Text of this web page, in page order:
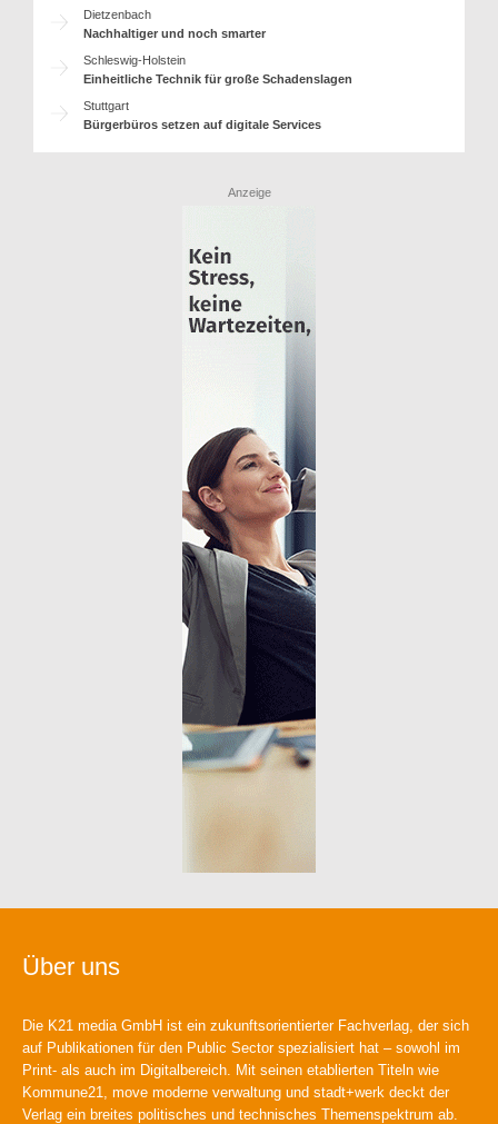
Dietzenbach
Nachhaltiger und noch smarter
Schleswig-Holstein
Einheitliche Technik für große Schadenslagen
Stuttgart
Bürgerbüros setzen auf digitale Services
Anzeige
Über uns
Die K21 media GmbH ist ein zukunftsorientierter Fachverlag, der sich
auf Publikationen für den Public Sector spezialisiert hat – sowohl im
Print- als auch im Digitalbereich. Mit seinen etablierten Titeln wie
Kommune21, move moderne verwaltung und stadt+werk deckt der
Verlag ein breites politisches und technisches Themenspektrum ab.